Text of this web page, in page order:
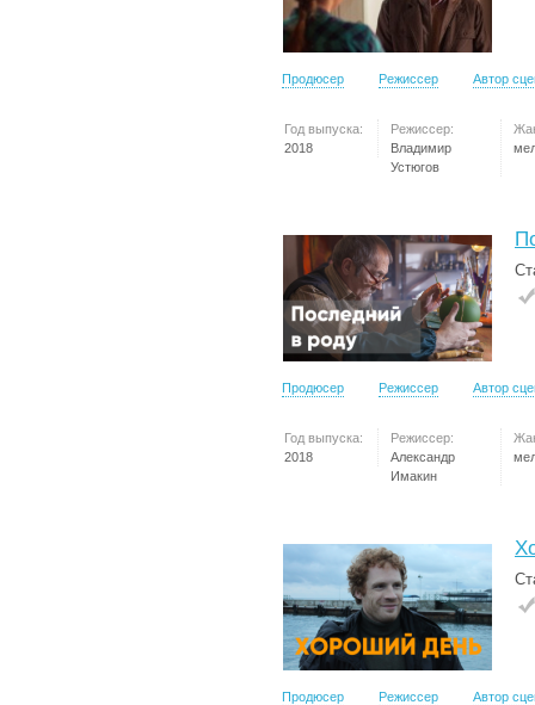
Продюсер Режиссер Автор
Год выпуска:
2018
Режиссер:
Владимир
Устюгов
Продюсер Режиссер Автор
Год выпуска:
2018
Режиссер:
Александр
Имакин
Продюсер Режиссер Автор